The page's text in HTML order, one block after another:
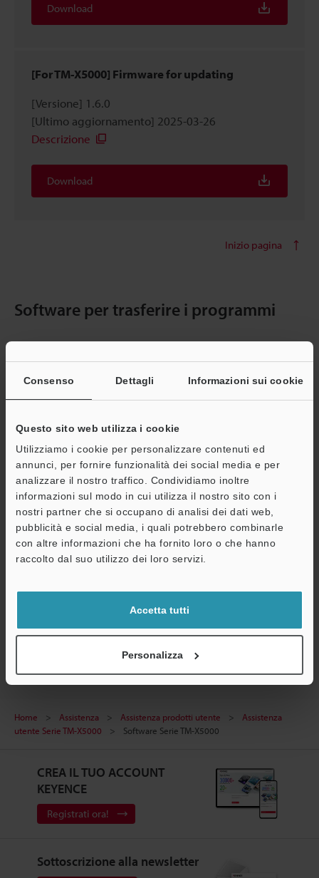
Consenso Dettagli Informazioni sui cookie
Questo sito web utilizza i cookie
Utilizziamo i cookie per personalizzare contenuti ed
annunci, per fornire funzionalità dei social media e per
analizzare il nostro traffico. Condividiamo inoltre
informazioni sul modo in cui utilizza il nostro sito con i
nostri partner che si occupano di analisi dei dati web,
pubblicità e social media, i quali potrebbero combinarle
con altre informazioni che ha fornito loro o che hanno
raccolto dal suo utilizzo dei loro servizi.
Accetta tutti
Personalizza
Download
[For TM-X5000] Firmware for updating
[Versione] 1.6.0
[Ultimo aggiornamento] 2025-03-26
Descrizione
Download
Inizio pagina
Software per trasferire i programmi
Software per il trasferimento dei programmi
[FileTransfer]
[Versione] 1.2.2.0
[Ultimo aggiornamento] 2026-03-02
Download
Fare clic qui per attivare (registrarsi per l'uso).
Micrometri ottici / Micrometri a scansione laser
Home Assistenza Assistenza prodotti utente
Assistenza
utente Serie TM-X5000
Software Serie TM-X5000
CREA IL TUO ACCOUNT
KEYENCE
Registrati ora!
Sottoscrizione alla newsletter